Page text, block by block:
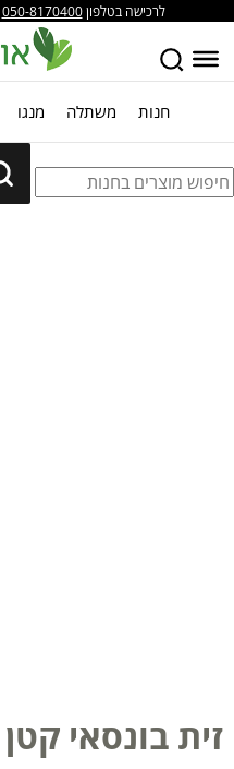
לרכישה בטלפון050-8170400
חנות משתלה מנגו
זית בונסאי קטן